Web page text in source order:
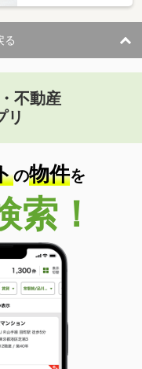
る
不動産
リ
の物件を
索！